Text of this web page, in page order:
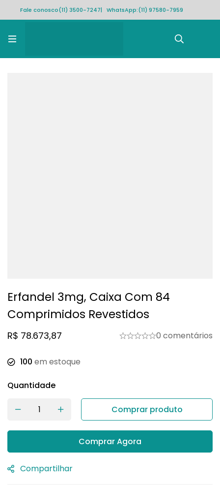
Fale conosco(11) 3500-7247| WhatsApp:(11) 97580-7959
Erfandel 3mg, Caixa Com 84
Comprimidos Revestidos
R$ 78.673,87 0 comentários
100 em estoque
Quantidade
Comprar produto
Comprar Agora
Compartilhar